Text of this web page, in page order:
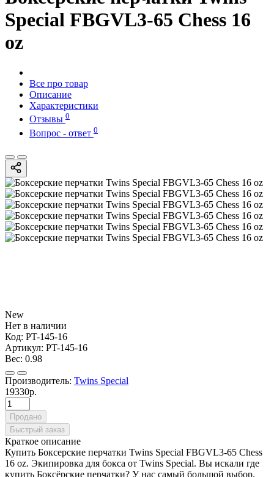
Special FBGVL3-65 Chess 16
oz
Все про товар
Описание
Характеристики
Отзывы 0
Вопрос - ответ 0
New
Нет в наличии
Код: PT-145-16
Артикул: PT-145-16
Вес: 0.98
Производитель: Twins Special
19330р.
Продано
Быстрый заказ
Краткое описание
Купить Боксерские перчатки Twins Special FBGVL3-65 Chess
16 oz. Экипировка для бокса от Twins Special. Вы искали где
купить Боксёрские перчатки? У нас самый большой выбор.